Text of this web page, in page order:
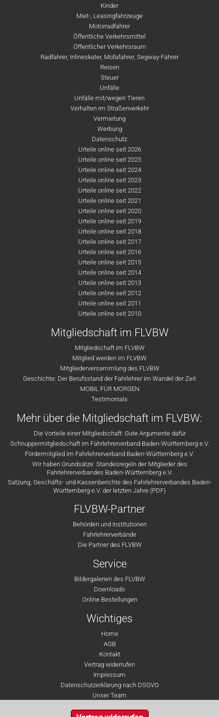
Kinder
Miet-, Leasingfahrzeuge
Motorradfahrer
Öffentliche Verkehrsmittel
Öffentlicher Verkehrsraum
Radfahrer, Inlineskater, Mofafahrer, Segway-Fahrer
Reisen
Steuer
Unfälle
Unfälle mit/wegen Tieren
Verhalten im Straßenverkehr
Vermietung
Werbung
Datenschutz
Urteile online seit 2026
Urteile online seit 2025
Urteile online seit 2024
Urteile online seit 2023
Urteile online seit 2022
Urteile online seit 2021
Urteile online seit 2020
Urteile online seit 2019
Urteile online seit 2018
Urteile online seit 2017
Urteile online seit 2016
Urteile online seit 2015
Urteile online seit 2014
Urteile online seit 2013
Urteile online seit 2012
Urteile online seit 2011
Urteile online seit 2010
Mitgliedschaft im FLVBW
Mitgliedschaft im FLVBW
Mitglied werden im FLVBW
Mitgliederversammlung des FLVBW
Geschichte: Der Berufsstand der Fahrlehrer im Wandel der Zeit
MOBIL FÜR MORGEN
Testimonials
Mehr über die Mitgliedschaft im FLVBW:
Die Vorteile einer Mitgliedschaft: Gute Argumente dafür
Schnuppermitgliedschaft im Fahrlehrerverband Baden-Württemberg e.V.
Fördermitglied im Fahrlehrerverband Baden-Württemberg e.V.
Wir haben Grundsätze: Standesregeln der Mitglieder des
Fahrlehrerverbandes Baden-Württemberg e.V.
Satzung, Geschäfts- und Kassenberichte des Fahrlehrerverbandes Baden-
Württemberg e.V. der letzten Jahre (PDF)
FLVBW-Partner
Behörden und Institutionen
Fahrlehrerverbände
Die Partner des FLVBW
Service
Bildergalerien des FLVBW
Downloads
Online Bestellungen
Wichtiges
Home
AGB
Kontakt
Vertrag widerrufen
Impressum
Datenschutzerklärung nach DSGVO
Unser Team